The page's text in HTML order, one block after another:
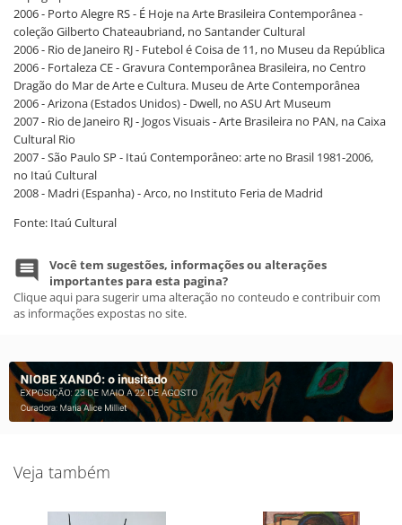
2006 - Porto Alegre RS - É Hoje na Arte Brasileira Contemporânea -
coleção Gilberto Chateaubriand, no Santander Cultural
2006 - Rio de Janeiro RJ - Futebol é Coisa de 11, no Museu da República
2006 - Fortaleza CE - Gravura Contemporânea Brasileira, no Centro
Dragão do Mar de Arte e Cultura. Museu de Arte Contemporânea
2006 - Arizona (Estados Unidos) - Dwell, no ASU Art Museum
2007 - Rio de Janeiro RJ - Jogos Visuais - Arte Brasileira no PAN, na Caixa
Cultural Rio
2007 - São Paulo SP - Itaú Contemporâneo: arte no Brasil 1981-2006,
no Itaú Cultural
2008 - Madri (Espanha) - Arco, no Instituto Feria de Madrid
Fonte: Itaú Cultural
Você tem sugestões, informações ou alterações
importantes para esta pagina?
Clique aqui para sugerir uma alteração no conteudo e contribuir com
as informações expostas no site.
Veja também